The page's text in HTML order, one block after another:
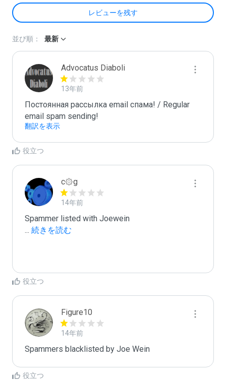
レビューを残す
並び順： 最新
Advocatus Diaboli
13年前
Постоянная рассылка email спама! / Regular
email spam sending!
翻訳を表示
役立つ
c۞g
14年前
... 続きを読む
役立つ
Figure10
14年前
Spammers blacklisted by Joe Wein
役立つ